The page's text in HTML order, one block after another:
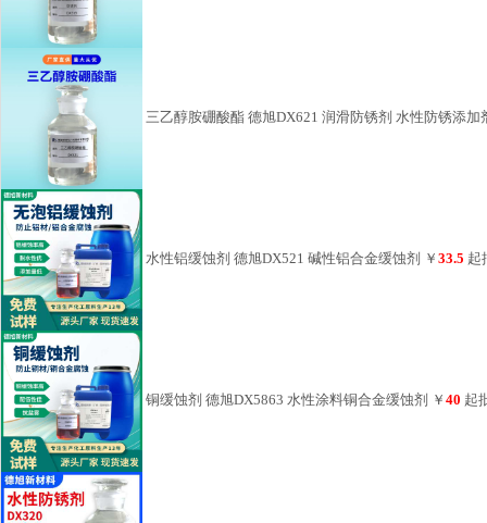
三乙醇胺硼酸酯 德旭DX621 润滑防锈剂 水性防锈添加
水性铝缓蚀剂 德旭DX521 碱性铝合金缓蚀剂 ￥ 33.5 起
铜缓蚀剂 德旭DX5863 水性涂料铜合金缓蚀剂 ￥ 40 起